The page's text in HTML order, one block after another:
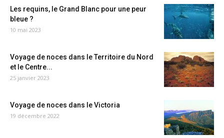
Les requins, le Grand Blanc pour une peur
bleue ?
10 mai 2023
Voyage de noces dans le Territoire du Nord
et le Centre...
25 janvier 2023
Voyage de noces dans le Victoria
19 décembre 2022